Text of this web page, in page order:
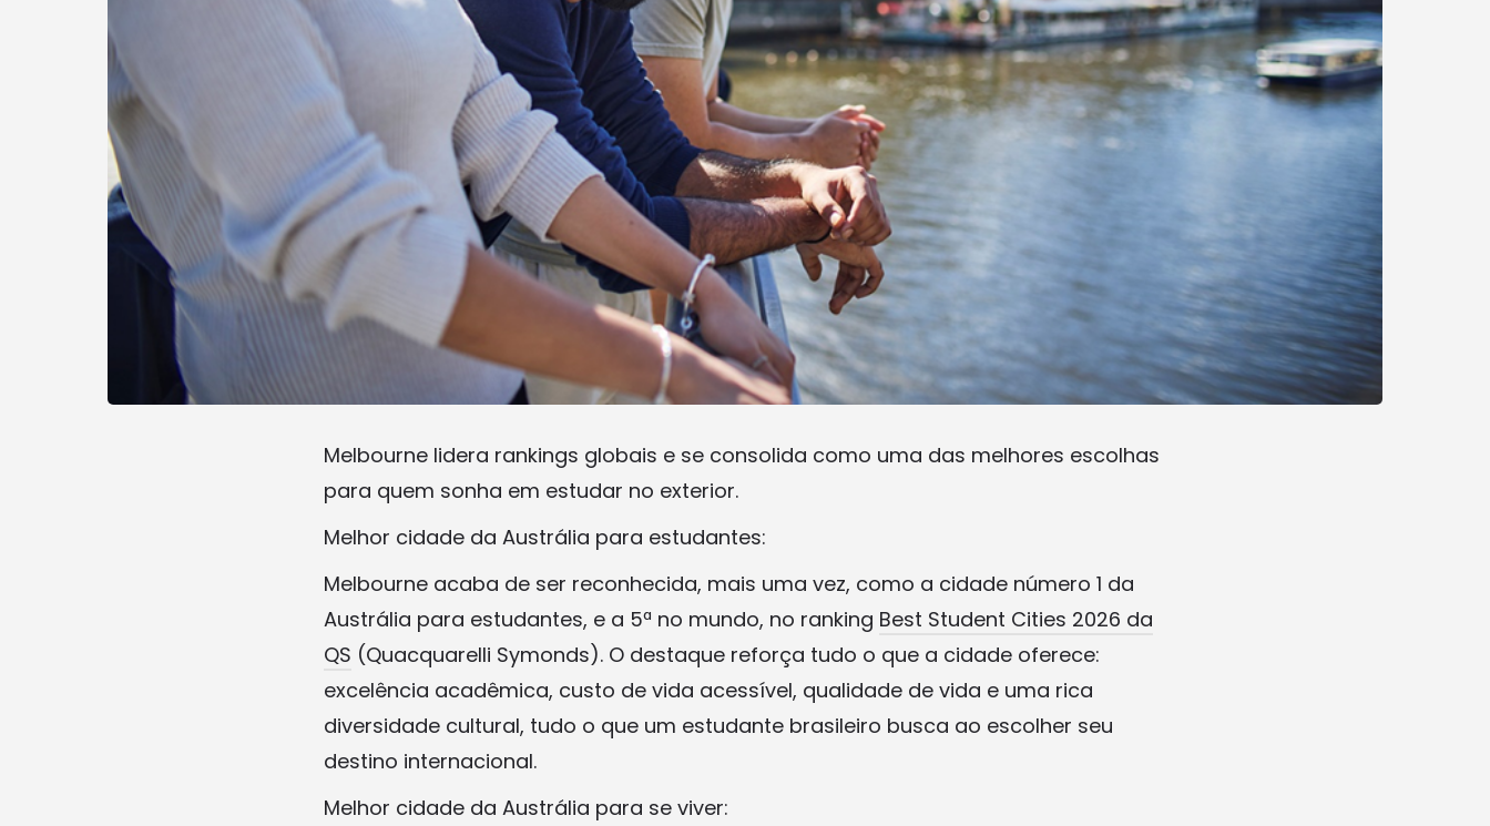
Melbourne lidera rankings globais e se consolida como uma das melhores escolhas
para quem sonha em estudar no exterior.
Melhor cidade da Austrália para estudantes:
Melbourne acaba de ser reconhecida, mais uma vez, como a cidade número 1 da
Austrália para estudantes, e a 5ª no mundo, no ranking Best Student Cities 2026 da
QS (Quacquarelli Symonds). O destaque reforça tudo o que a cidade oferece:
excelência acadêmica, custo de vida acessível, qualidade de vida e uma rica
diversidade cultural, tudo o que um estudante brasileiro busca ao escolher seu
destino internacional.
Melhor cidade da Austrália para se viver: